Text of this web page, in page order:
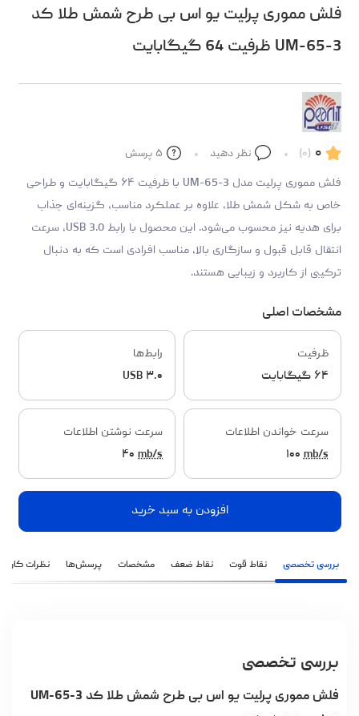
فلش مموری پرلیت یو اس بی طرح شمش طلا کد
UM-65-3 ظرفیت 64 گیگابایت
۰ (۰) نظر دهید ۵ پرسش
فلش مموری پرلیت مدل UM-65-3 با ظرفیت ۶۴ گیگابایت و طراحی
خاص به شکل شمش طلا، علاوه بر عملکرد مناسب، گزینه‌ای جذاب
برای هدیه نیز محسوب می‌شود. این محصول با رابط USB 3.0، سرعت
انتقال قابل قبول و سازگاری بالا، مناسب افرادی است که به دنبال
ترکیبی از کاربرد و زیبایی هستند.
مشخصات اصلی
ظرفیت
۶۴ گیگابایت
رابط‌ها
USB ۳.۰
سرعت خواندن اطلاعات
۱۰۰mb/s
سرعت نوشتن اطلاعات
۴۰ mb/s
افزودن به سبد خرید
بررسی تخصصی نقاط قوت نقاط ضعف مشخصات پرسش‌ها نظرات
بررسی تخصصی
فلش مموری پرلیت یو اس بی طرح شمش طلا کد UM-65-3